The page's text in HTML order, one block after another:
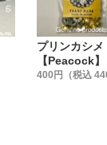
プリンカシ
【Peacock】
400円（税込